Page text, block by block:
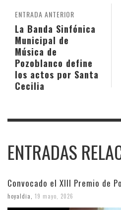
ENTRADA ANTERIOR
La Banda Sinfónica
Municipal de
Música de
Pozoblanco define
los actos por Santa
Cecilia
ENTRADAS
Convocado el XIII Premio de
hoyaldia 19 mayo, 2026